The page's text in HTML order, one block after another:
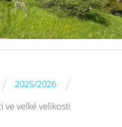
/ 2025/2026 /
ve velké velikosti